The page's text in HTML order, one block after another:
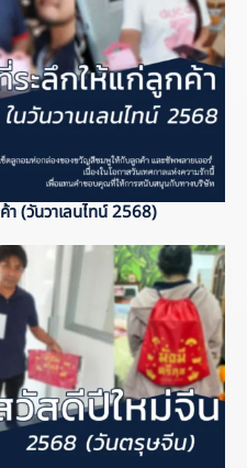
(วันวาเลนไทน์ 2568)